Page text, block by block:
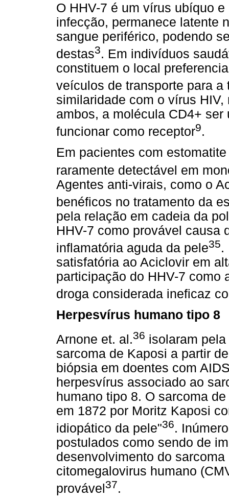
O HHV-7 é um vírus ubíquo
infecção, permanece latente
sangue periférico, podendo
destas3. Em indivíduos
constituem o local
veículos de transporte para
similaridade com o vírus
ambos, a molécula CD4+
funcionar como receptor9.
Em pacientes com
raramente detectável em
Agentes anti-virais, como o
benéficos no tratamento da
pela relação em cadeia da
HHV-7 como provável causa
inflamatória aguda da pele35.
satisfatória ao Aciclovir em
participação do HHV-7 como
droga considerada ineficaz
Herpesvírus humano tipo 8
Arnone et. al.36 isolaram
sarcoma de Kaposi a partir
biópsia em doentes com
herpesvírus associado ao
humano tipo 8. O sarcoma
em 1872 por Moritz Kaposi
idiopático da pele"36.
postulados como sendo de
desenvolvimento do
citomegalovirus humano
provável 37.